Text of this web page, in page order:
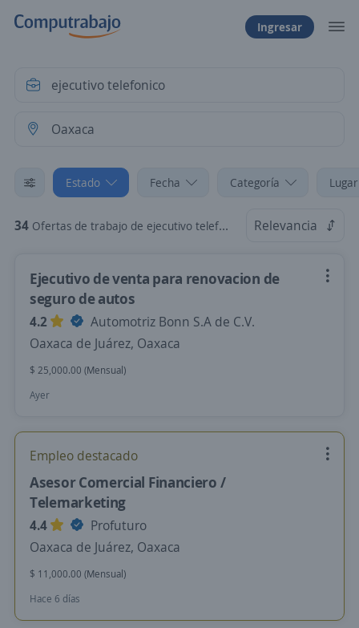
Ingresar
Estado Fecha Categoría
34 Ofertas de trabajo de ejecutivo telefonico en Oaxaca Relevancia
Ejecutivo de venta para renovacion de
seguro de autos
4.2
Automotriz Bonn S.A de C.V.
Oaxaca de Juárez, Oaxaca
$ 25,000.00 (Mensual)
Ayer
Empleo destacado
Asesor Comercial Financiero /
Telemarketing
4.4
Profuturo
Oaxaca de Juárez, Oaxaca
$ 11,000.00 (Mensual)
Hace 6 días